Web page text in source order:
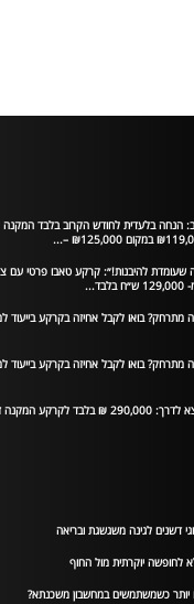
לב: הנחה בלעדית לחודש הקרוב בלבד
להיבנות!״: קרקע טאבו פרטי עם
מתרחק? בואו לקבל אחיזה בקרקע בייעוד
מתרחק? בואו לקבל אחיזה בקרקע בייעוד
שלב ב׳ בפרויקט פארק צפון חדרה יצא לדרך:
דשנים לגינה משגשגת ובריאה
לחופשה יוקרתית מול החוף
יותר כשמשתמשים במחשבון משכנתא?